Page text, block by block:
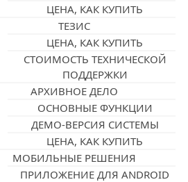
ЦЕНА, КАК КУПИТЬ
ТЕЗИС
ЦЕНА, КАК КУПИТЬ
СТОИМОСТЬ ТЕХНИЧЕСКОЙ
ПОДДЕРЖКИ
АРХИВНОЕ ДЕЛО
ОСНОВНЫЕ ФУНКЦИИ
ДЕМО-ВЕРСИЯ СИСТЕМЫ
ЦЕНА, КАК КУПИТЬ
МОБИЛЬНЫЕ РЕШЕНИЯ
ПРИЛОЖЕНИЕ ДЛЯ ANDROID